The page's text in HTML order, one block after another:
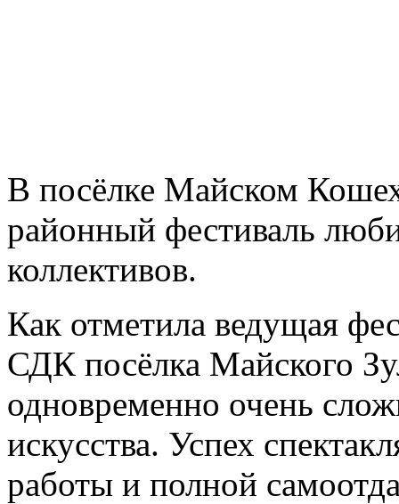
В посёлке Майском
районный фестиваль
коллективов.
Как отметила ведущая
СДК посёлка Майского
одновременно очень
искусства. Успех
работы и полной